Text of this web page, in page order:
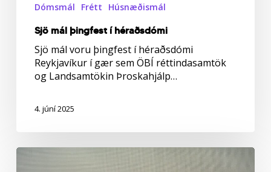
Dómsmál Frétt Húsnæðismál
Sjö mál þingfest í héraðsdómi
Sjö mál voru þingfest í héraðsdómi
Reykjavíkur í gær sem ÖBÍ réttindasamtök
og Landsamtökin Þroskahjálp…
4. júní 2025
Tíu